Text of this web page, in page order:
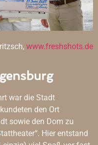
www.freshshots.de
war die Stadt
den Ort
sowie den Dom zu
Hier entstand